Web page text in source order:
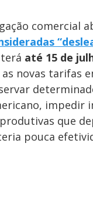
comercial
até 15 de
novas tarifas
impedir
que
pouca